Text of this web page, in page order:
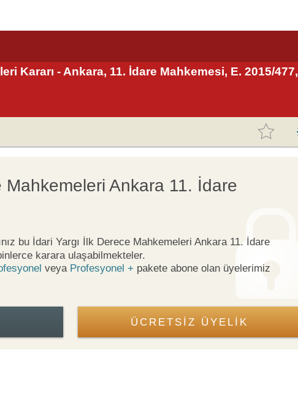
Kararı - Ankara, 11. İdare Mahkemesi, E. 2015/477,
Mahkemeleri Ankara 11. İdare
bu İdari Yargı İlk Derece Mahkemeleri Ankara 11. İdare
karara ulaşabilmekteler.
veya Profesyonel + pakete abone olan üyelerimiz
ÜCRETSİZ ÜYELİK